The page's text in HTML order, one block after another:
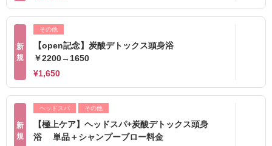
新
規
その他
【open記念】炭酸デトックス頭身浴
￥2200→1650
¥1,650
新
規
ヘッドスパ その他
【極上ケア】ヘッドスパ+炭酸デトックス頭身
浴 単品＋シャンプーブロー料金